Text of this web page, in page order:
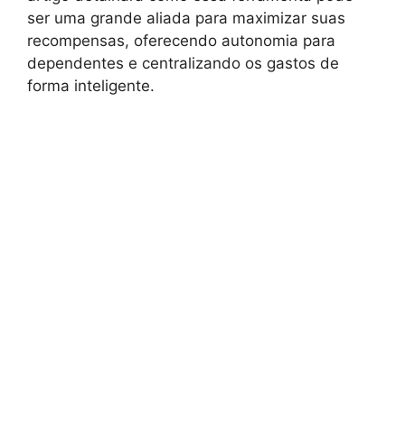
ser uma grande aliada para maximizar suas
recompensas, oferecendo autonomia para
dependentes e centralizando os gastos de
forma inteligente.